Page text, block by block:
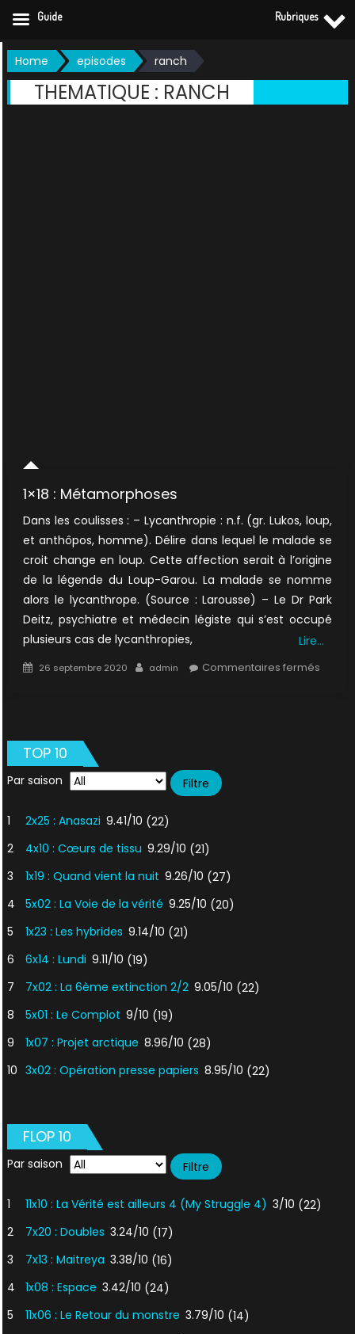
Skip
to
content
Home episodes ranch
THEMATIQUE : RANCH
1×18 : Métamorphoses
Dans les coulisses : – Lycanthropie : n.f. (gr. Lukos, loup,
et anthôpos, homme). Délire dans lequel le malade se
croit change en loup. Cette affection serait à l’origine
de la légende du Loup-Garou. La malade se nomme
alors le lycanthrope. (Source : Larousse) – Le Dr Park
Deitz, psychiatre et médecin légiste qui s’est occupé
plusieurs cas de lycanthropies,
Lire…
Posted
26 septembre 2020 Author
admin Commentaires ferméssur
TOP 10
Par saison
1 2x25 : Anasazi 9.41/10 (22)
2
4x10 : Cœurs de tissu 9.29/10 (21)
3
1x19 : Quand vient la nuit 9.26/10 (27)
4
5x02 : La Voie de la vérité 9.25/10 (20)
5
1x23 : Les hybrides 9.14/10 (21)
6
6x14 : Lundi 9.11/10 (19)
7
7x02 : La 6ème extinction 2/2 9.05/10 (22)
8
5x01 : Le Complot 9/10 (19)
9
1x07 : Projet arctique 8.96/10 (28)
10 3x02 : Opération presse papiers 8.95/10 (22)
FLOP 10
Par saison
1 11x10 : La Vérité est ailleurs 4 (My Struggle 4) 3/10 (22)
2
7x20 : Doubles 3.24/10 (17)
3
7x13 : Maitreya 3.38/10 (16)
4
1x08 : Espace 3.42/10 (24)
5
11x06 : Le Retour du monstre 3.79/10 (14)
Guide Rubriques